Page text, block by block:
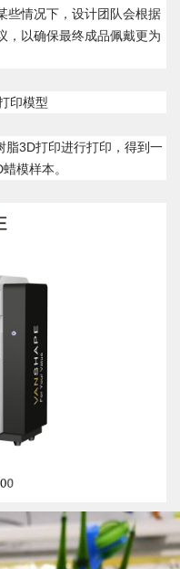
些情况下，设计团队会根据
，以确保最终成品佩戴更为
印模型
脂3D打印进行打印，得到一
模样本。